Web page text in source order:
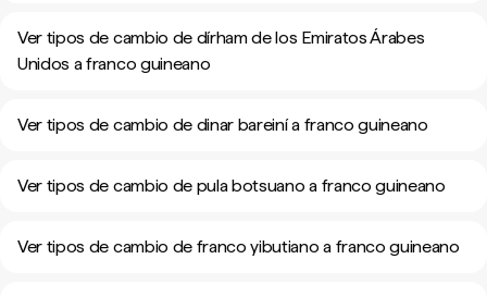
Ver tipos de cambio de dírham de los Emiratos Árabes
Unidos a franco guineano
Ver tipos de cambio de dinar bareiní a franco guineano
Ver tipos de cambio de pula botsuano a franco guineano
Ver tipos de cambio de franco yibutiano a franco guineano